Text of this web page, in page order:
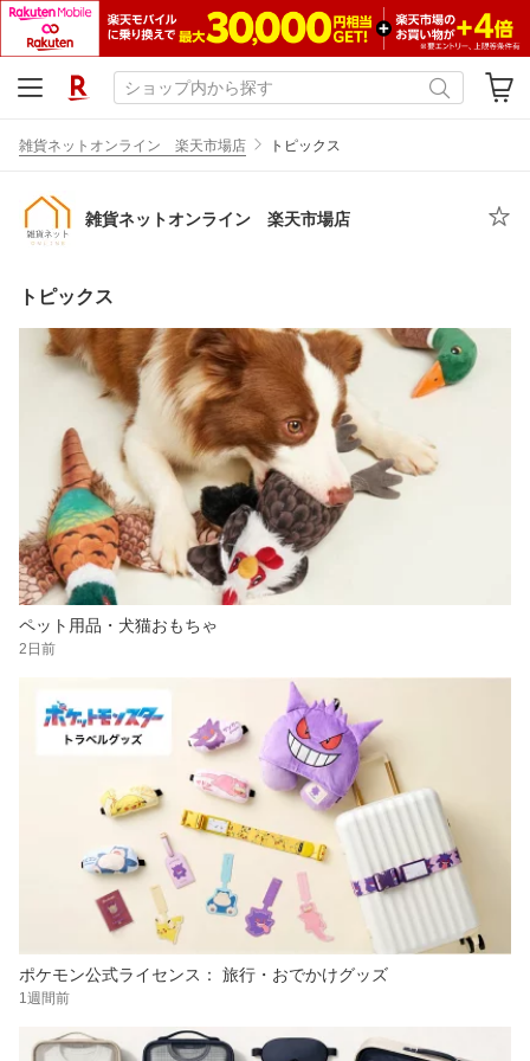
雑貨ネットオンライン 楽天市場店 トピックス
雑貨ネットオンライン 楽天市場店
トピックス
ペット用品・犬猫おもちゃ
2日前
ポケモン公式ライセンス： 旅行・おでかけグッズ
1週間前